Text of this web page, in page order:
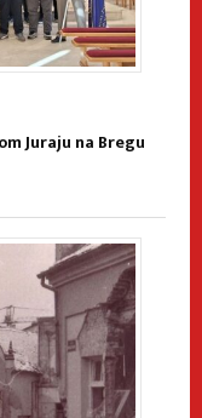
Juraju na Bregu